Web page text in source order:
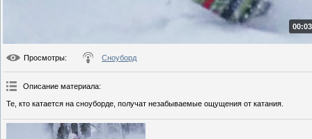
Просмотры: Сноуборд
Описание материала:
Те, кто катается на сноуборде, получат незабываемые ощущения от катания.